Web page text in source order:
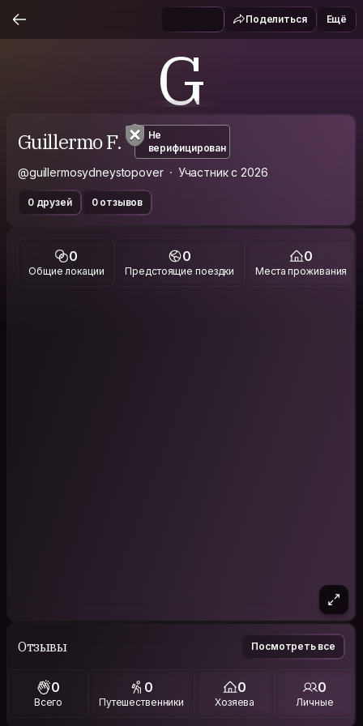
Поделиться Ещё
G
Guillermo F.
Не
верифицирован
@guillermosydneystopover Участник с 2026
0 друзей 0 отзывов
0
Общие локации
0
Предстоящие поездки
0
Места проживания
Отзывы Посмотреть все
0
Всего
0
Путешественники
0
Хозяева
0
Личные